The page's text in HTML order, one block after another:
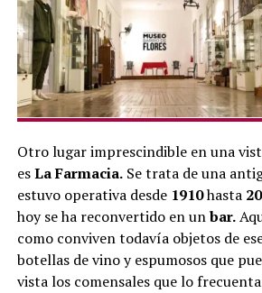
Otro lugar imprescindible en una
esLa Farmacia.Se trata de una
estuvo operativa desde 1910hasta
hoy se ha reconvertido en unbar.
como conviven todavía objetos de
botellas de vino y espumosos que
vista los comensales que lo